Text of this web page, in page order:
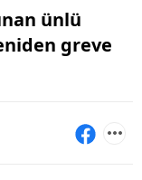
ünlü
greve